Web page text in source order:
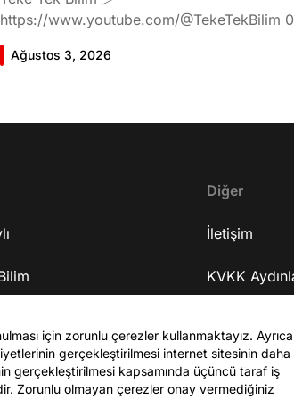
https://www.youtube.com/@TekeTekBilim 00:00
Giriş 01:58 Butlan kararı 05:58 Butlan kararı
meselesi? 11:32 Kılıçdaroğlu bu günlerin
30:09 AK Parti'ye geçişlerin duracağının
Yargıtay kararından eminken neden partiden
Seçim güvenliğini nasıl sağlayacak? 1:06:25
Özgür Özel'in fezlekeleri ve
kalkma ihtimali 1:14:38 Anket sonuçlarına
ASELSAN'ın özelleştirilmesi 1:26:59
operasyonlar 1:34:19 Bağışların sürmesi için
çağrısı olacak mı? 1:41:40 Muhalif medyayla
Ağustos 3, 2026
Diğer
İletişim
KVKK
için zorunlu çerezler kullanmaktayız. Ayrıca
gerçekleştirilmesi internet sitesinin daha
gerçekleştirilmesi kapsamında üçüncü taraf iş
Zorunlu olmayan çerezler onay vermediğiniz